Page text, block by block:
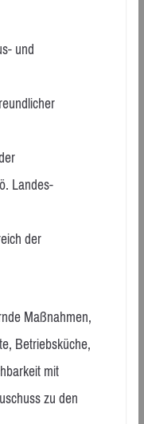
und
Landes-
der
Maßnahmen,
Betriebsküche,
mit
zu den